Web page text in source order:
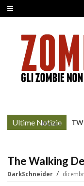
Ultime Notizie
More »
The Walking
DarkSchneider